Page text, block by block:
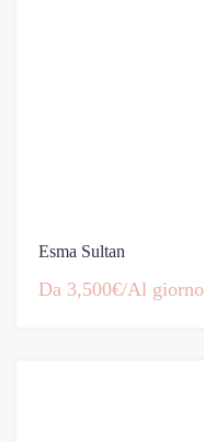
Esma Sultan
Da 3,500€/Al giorno